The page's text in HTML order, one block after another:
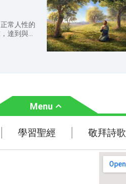
能壞的金
、尊貴。
之人的。
常人性的
達到與人
相款待，
的好管
翰一書
Menu
學習聖經
主題經文
學習聖經 敬拜詩歌